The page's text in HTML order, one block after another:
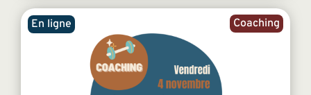
Coaching
En ligne